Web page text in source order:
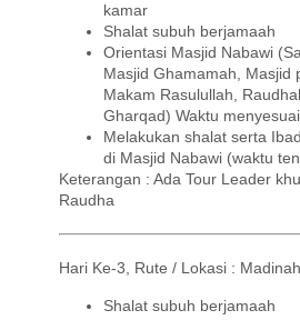
kamar
Shalat subuh berjamaah
Orientasi Masjid Nabawi (
Masjid Ghamamah, Masjid
Makam Rasulullah,
Gharqad) Waktu
Melakukan shalat serta
di Masjid Nabawi (waktu
Keterangan : Ada Tour Leader
Raudha
Hari Ke-3, Rute / Lokasi : Madinah
Shalat subuh berjamaah